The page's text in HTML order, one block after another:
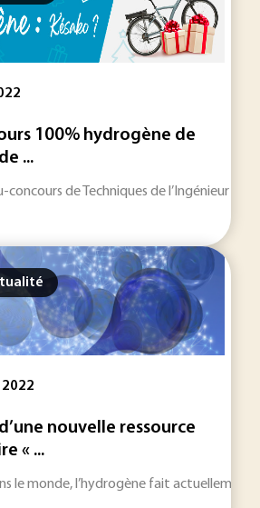
100% hydrogène de
...
concours de Techniques de l’Ingénieur
nouvelle ressource
« ...
le monde, l’hydrogène fait